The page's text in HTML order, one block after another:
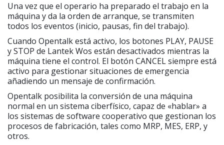
Una vez que el operario ha preparado el trabajo en la
máquina y da la orden de arranque, se transmiten
todos los eventos (inicio, pausas, fin del trabajo).
Cuando Opentalk está activo, los botones PLAY, PAUSE
y STOP de Lantek Wos están desactivados mientras la
máquina tiene el control. El botón CANCEL siempre está
activo para gestionar situaciones de emergencia
añadiendo un mensaje de confirmación.
Opentalk posibilita la conversión de una máquina
normal en un sistema ciberfísico, capaz de «hablar» a
los sistemas de software cooperativo que gestionan los
procesos de fabricación, tales como MRP, MES, ERP, y
otros.